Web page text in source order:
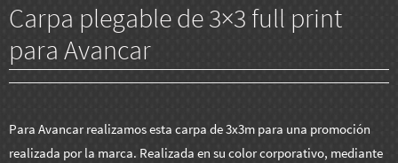
Carpa plegable de 3×3 full print
para Avancar
Para Avancar realizamos esta carpa de 3x3m para una promoción
realizada por la marca. Realizada en su color corporativo, mediante